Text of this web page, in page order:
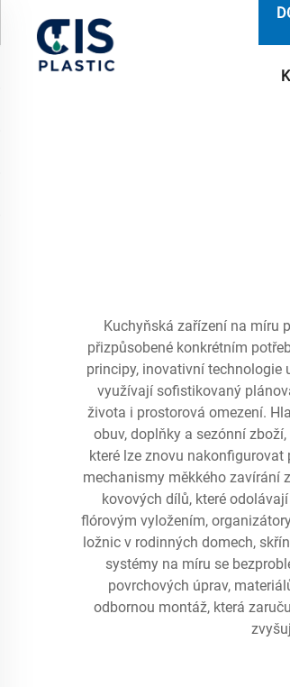
Kuchyňská zařízení na míru
přizpůsobené konkrétním
principy, inovativní technologie
využívají sofistikovaný
života i prostorová omezení.
obuv, doplňky a sezónní
které lze znovu
mechanismy měkkého zavírání
kovových dílů, které
flórovým vyložením,
ložnic v rodinných domech,
systémy na míru se
povrchových úprav,
odbornou montáž, která